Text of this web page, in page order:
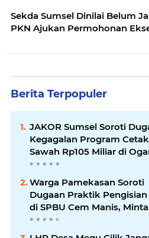
Sekda Sumsel Dinilai Belum
PKN Ajukan Permohonan
Berita Terpopuler
JAKOR Sumsel Soroti
Kegagalan Program Cetak
Sawah Rp105 Miliar di
Desak Kadis Pertanian
Warga Pamekasan Soroti
Dugaan Praktik Pengisian
di SPBU Cem Manis, Minta
Klarifikasi dan Pengawasan